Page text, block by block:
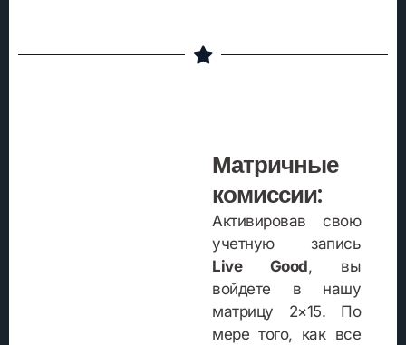
Матричные
комиссии:
Активировав свою
учетную запись
Live Good, вы
войдете в нашу
матрицу 2×15. По
мере того, как все